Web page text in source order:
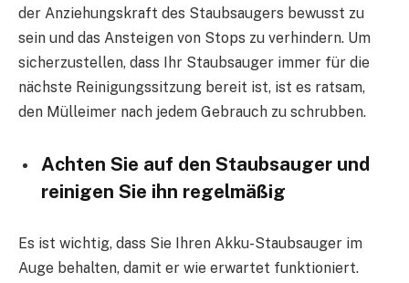
der Anziehungskraft des Staubsaugers bewusst zu
sein und das Ansteigen von Stops zu verhindern. Um
sicherzustellen, dass Ihr Staubsauger immer für die
nächste Reinigungssitzung bereit ist, ist es ratsam,
den Mülleimer nach jedem Gebrauch zu schrubben.
Achten Sie auf den Staubsauger und
reinigen Sie ihn regelmäßig
Es ist wichtig, dass Sie Ihren Akku-Staubsauger im
Auge behalten, damit er wie erwartet funktioniert.